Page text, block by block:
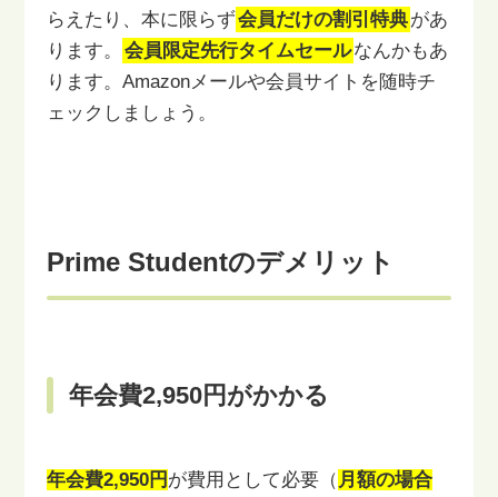
らえたり、本に限らず会員だけの割引特典があ
ります。
会員限定先行タイムセールなんかもあ
ります。Amazonメールや会員サイトを随時チ
ェックしましょう。
Prime Studentのデメリット
年会費2,950円がかかる
年会費2,950円 が費用として必要（ 月額の場合